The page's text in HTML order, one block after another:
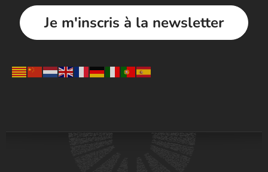
Je m'inscris à la newsletter